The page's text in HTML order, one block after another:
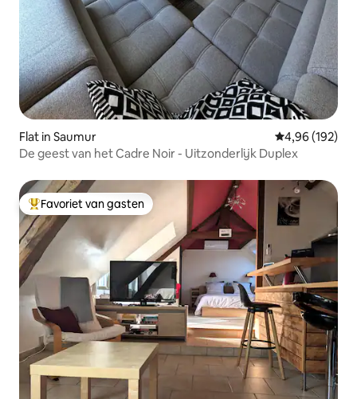
Flat in Saumur Gemiddelde
4,96 (192)
De geest van het Cadre Noir - Uitzonderlijk Duplex
Topfavoriet van gasten
Favoriet van gasten